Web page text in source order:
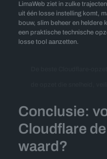
LimaWeb ziet in zulke
uit één losse instelling komt,
bouw, slim beheer en heldere
een praktische technische
losse tool aanzetten.
Conclusie:
Cloudflare
waard?